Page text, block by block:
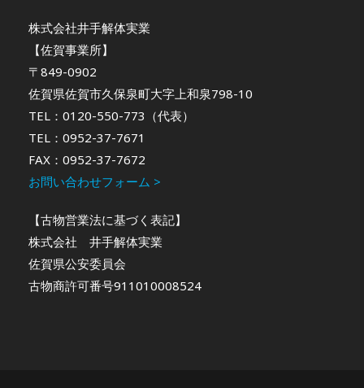
株式会社井手解体実業
【佐賀事業所】
〒849-0902
佐賀県佐賀市久保泉町大字上和泉798-10
TEL：0120-550-773（代表）
TEL：0952-37-7671
FAX：0952-37-7672
お問い合わせフォーム >
【古物営業法に基づく表記】
株式会社 井手解体実業
佐賀県公安委員会
古物商許可番号911010008524